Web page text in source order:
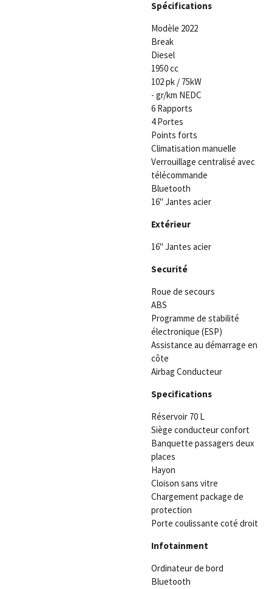
Spécifications
Modèle 2022
Break
Diesel
1950 cc
102 pk / 75kW
- gr/km NEDC
6 Rapports
4 Portes
Points forts
Climatisation manuelle
Verrouillage centralisé avec
télécommande
Bluetooth
16" Jantes acier
Extérieur
16" Jantes acier
Securité
Roue de secours
ABS
Programme de stabilité
électronique (ESP)
Assistance au démarrage en
côte
Airbag Conducteur
Specifications
Réservoir 70 L
Siège conducteur confort
Banquette passagers deux
places
Hayon
Cloison sans vitre
Chargement package de
protection
Porte coulissante coté droit
Infotainment
Ordinateur de bord
Bluetooth